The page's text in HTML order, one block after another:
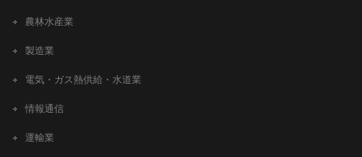
農林水産業
製造業
電気・ガス熱供給・水道業
情報通信
運輸業